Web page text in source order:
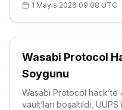
Detaylar için oku.
1 Mayıs 2026 09:08 UTC
Wasabi Protocol
Soygunu
Wasabi Protocol
vault’ları boşaltıldı,